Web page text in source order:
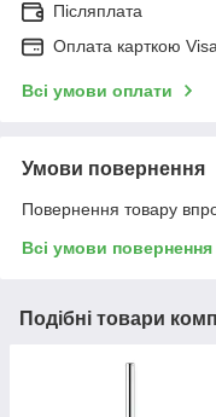
Післяплата
Оплата карткою
Всі умови оплати
Умови повернення
Повернення товару
Всі умови повернення
Подібні товари